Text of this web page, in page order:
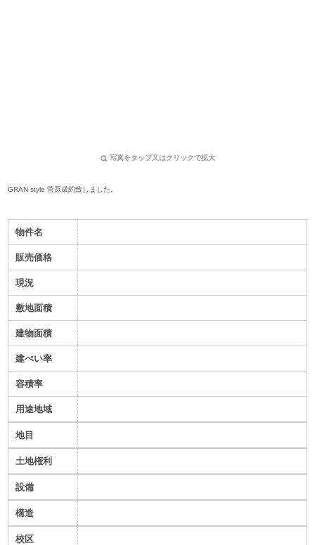
写真をタップ又はクリックで拡大
GRAN style 菅原成約致しました。
物件名
販売価格
現況
敷地面積
建物面積
建ぺい率
容積率
用途地域
地目
土地権利
設備
構造
校区